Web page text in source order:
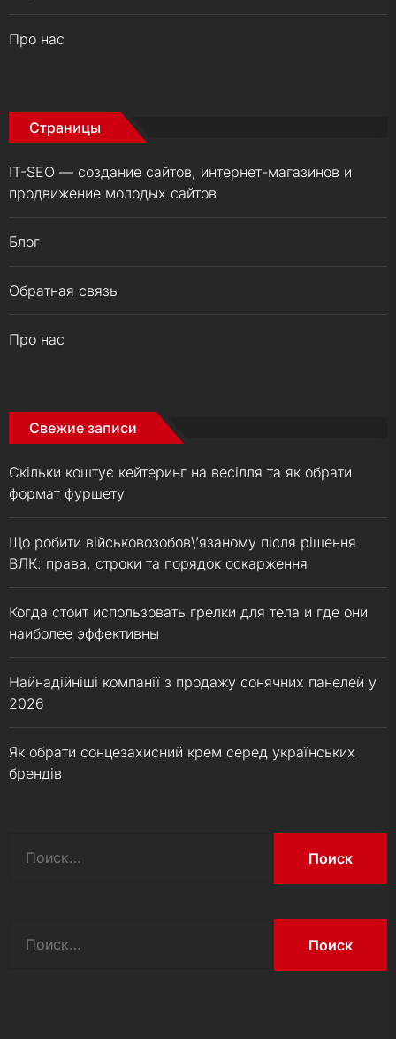
Про нас
Страницы
IT-SEO — создание сайтов, интернет-магазинов и
продвижение молодых сайтов
Блог
Обратная связь
Про нас
Свежие записи
Скільки коштує кейтеринг на весілля та як обрати
формат фуршету
Що робити військовозобов\’язаному після рішення
ВЛК: права, строки та порядок оскарження
Когда стоит использовать грелки для тела и где они
наиболее эффективны
Найнадійніші компанії з продажу сонячних панелей у
2026
Як обрати сонцезахисний крем серед українських
брендів